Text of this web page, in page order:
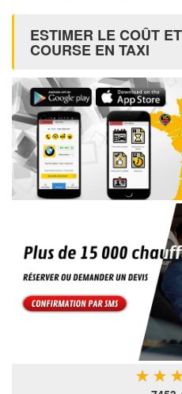
ESTIMER LE COÛT
COURSE EN TAXI
★ ★